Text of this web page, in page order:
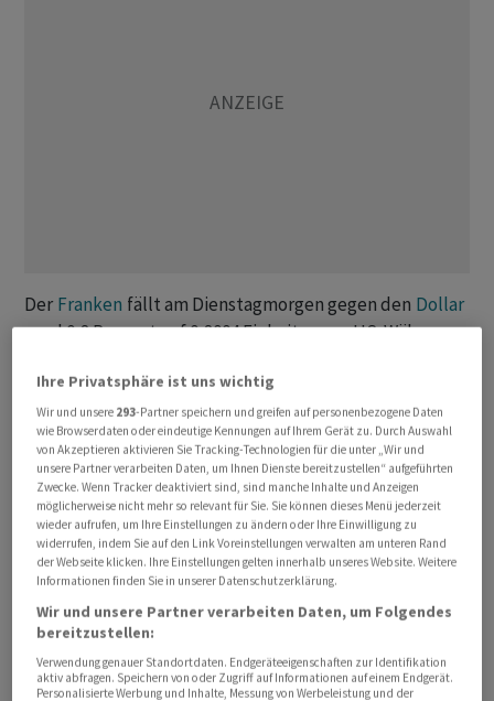
Der Franken fällt am Dienstagmorgen gegen den Dollar
rund 0,8 Prozent auf 0,8004 Einheiten pro US-Währung.
Gegen den Euro gibt die Schweizer Valuta bis 0,2
Prozent auf 0,9215Frankennach.
DieSchweizerische Nationalbank(SNB) hält an der
bestehenden Geldpolitik fest. Die Notenbank beliess
am Donnerstag den Leitzins bei null Prozent. Das macht
den Schweizer Franken als Anlagewährung weniger
attraktiv im Vergleich zu anderen Devisen.
Die Europäische Zentralbank hat letzte Woche
beschlossen, ihre Leitzinsen um 25 Basispunkte
anzuheben. Der Einlagesatz wurde von 2,0 Prozent auf
Ihre Privatsphäre ist uns wichtig
Wir und unsere 293-Partner speichern und greifen auf personenbezogene Daten
wie Browserdaten oder eindeutige Kennungen auf Ihrem Gerät zu. Durch Auswahl
von Akzeptieren aktivieren Sie Tracking-Technologien für die unter „Wir und
unsere Partner verarbeiten Daten, um Ihnen Dienste bereitzustellen“ aufgeführten
Zwecke. Wenn Tracker deaktiviert sind, sind manche Inhalte und Anzeigen
möglicherweise nicht mehr so relevant für Sie. Sie können dieses Menü jederzeit
wieder aufrufen, um Ihre Einstellungen zu ändern oder Ihre Einwilligung zu
widerrufen, indem Sie auf den Link Voreinstellungen verwalten am unteren Rand
der Webseite klicken. Ihre Einstellungen gelten innerhalb unseres Website. Weitere
Informationen finden Sie in unserer Datenschutzerklärung.
Wir und unsere Partner verarbeiten Daten, um Folgendes
bereitzustellen:
Verwendung genauer Standortdaten. Endgeräteeigenschaften zur Identifikation
aktiv abfragen. Speichern von oder Zugriff auf Informationen auf einem Endgerät.
Personalisierte Werbung und Inhalte, Messung von Werbeleistung und der